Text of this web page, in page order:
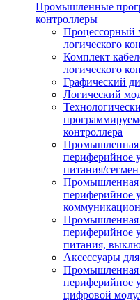
Промышленные
контроллеры
Процессорный
логического
Комплект
логического
Графический
Логический
контроллера
Промышленная
периферийное
питания/
Промышленная
периферийное
Промышленная
периферийное
питания,
Аксессуары
Промышленная
периферийное
цифровой